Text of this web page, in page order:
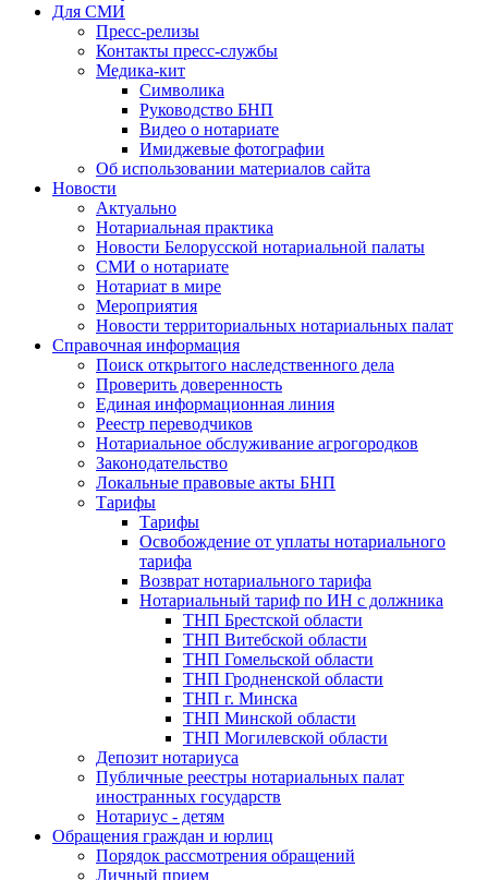
Для СМИ
Пресс-релизы
Контакты пресс-службы
Медика-кит
Символика
Руководство БНП
Видео о нотариате
Имиджевые фотографии
Об использовании материалов сайта
Новости
Актуально
Нотариальная практика
Новости Белорусской нотариальной палаты
СМИ о нотариате
Нотариат в мире
Мероприятия
Новости территориальных нотариальных палат
Справочная информация
Поиск открытого наследственного дела
Проверить доверенность
Единая информационная линия
Реестр переводчиков
Нотариальное обслуживание агрогородков
Законодательство
Локальные правовые акты БНП
Тарифы
Тарифы
Освобождение от уплаты нотариального
тарифа
Возврат нотариального тарифа
Нотариальный тариф по ИН с должника
ТНП Брестской области
ТНП Витебской области
ТНП Гомельской области
ТНП Гродненской области
ТНП г. Минска
ТНП Минской области
ТНП Могилевской области
Депозит нотариуса
Публичные реестры нотариальных палат
иностранных государств
Нотариус - детям
Обращения граждан и юрлиц
Порядок рассмотрения обращений
Личный прием